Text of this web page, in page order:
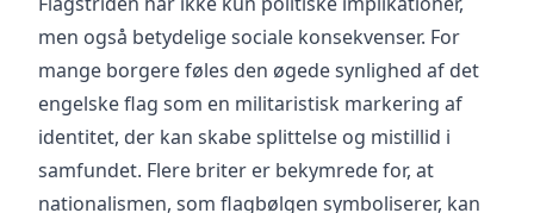
men også betydelige sociale konsekvenser. For
mange borgere føles den øgede synlighed af det
engelske flag som en militaristisk markering af
identitet, der kan skabe splittelse og mistillid i
samfundet. Flere briter er bekymrede for, at
nationalismen, som flagbølgen symboliserer, kan